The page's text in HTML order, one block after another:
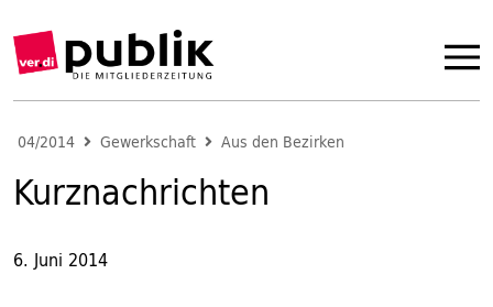
04/2014 Gewerkschaft Aus den Bezirken
Kurznachrichten
6. Juni 2014